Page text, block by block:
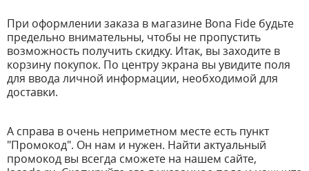
При оформлении заказа в магазине Bona Fide будьте
предельно внимательны, чтобы не пропустить
возможность получить скидку. Итак, вы заходите в
корзину покупок. По центру экрана вы увидите поля
для ввода личной информации, необходимой для
доставки.
А справа в очень неприметном месте есть пункт
"Промокод". Он нам и нужен. Найти актуальный
промокод вы всегда сможете на нашем сайте,